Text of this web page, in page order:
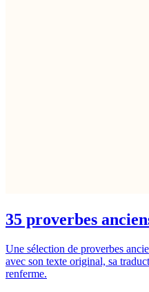
35 proverbes
Une sélection de proverbes
avec son texte original, sa
renferme.